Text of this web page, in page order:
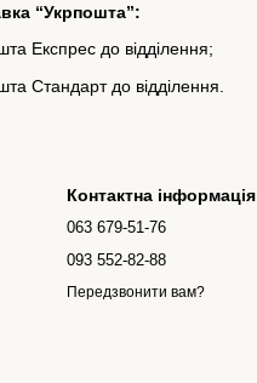
“Укрпошта”:
Експрес до відділення;
Стандарт до відділення.
Контактна інформація
063 679-51-76
093 552-82-88
Передзвонити вам?